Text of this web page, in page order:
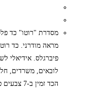
מסדרת "רוטו" כד
מראה מודרני. כד
פיברגלס. אידיאלי
לובאים, משרדים,
הכד זמין ב-7 צבעים טבעיים שונים. לקטלוג המוצר